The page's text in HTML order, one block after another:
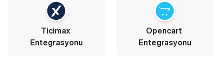
Ticimax
Entegrasyonu
Opencart
Entegrasyonu